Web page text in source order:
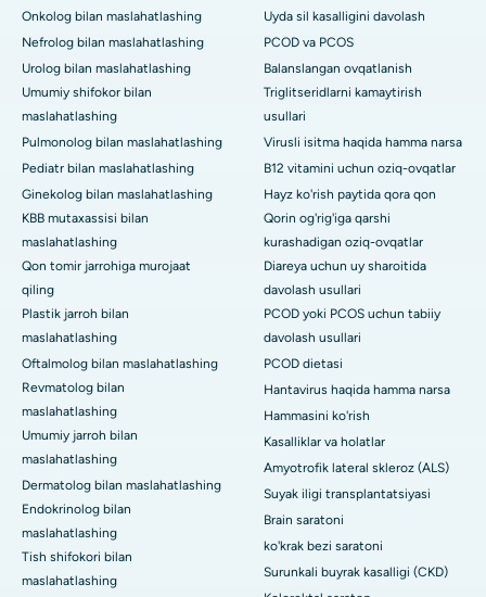
Onkolog bilan maslahatlashing
Nefrolog bilan maslahatlashing
Urolog bilan maslahatlashing
Umumiy shifokor bilan
maslahatlashing
Pulmonolog bilan maslahatlashing
Pediatr bilan maslahatlashing
Ginekolog bilan maslahatlashing
KBB mutaxassisi bilan
maslahatlashing
Qon tomir jarrohiga murojaat
qiling
Plastik jarroh bilan
maslahatlashing
Oftalmolog bilan maslahatlashing
Revmatolog bilan
maslahatlashing
Umumiy jarroh bilan
maslahatlashing
Dermatolog bilan maslahatlashing
Endokrinolog bilan
maslahatlashing
Tish shifokori bilan
maslahatlashing
Uyda sil kasalligini davolash
PCOD va PCOS
Balanslangan ovqatlanish
Triglitseridlarni kamaytirish
usullari
Virusli isitma haqida hamma narsa
B12 vitamini uchun oziq-ovqatlar
Hayz ko'rish paytida qora qon
Qorin og'rig'iga qarshi
kurashadigan oziq-ovqatlar
Diareya uchun uy sharoitida
davolash usullari
PCOD yoki PCOS uchun tabiiy
davolash usullari
PCOD dietasi
Hantavirus haqida hamma narsa
Hammasini ko'rish
Kasalliklar va holatlar
Amyotrofik lateral skleroz (ALS)
Suyak iligi transplantatsiyasi
Brain saratoni
ko'krak bezi saratoni
Surunkali buyrak kasalligi (CKD)